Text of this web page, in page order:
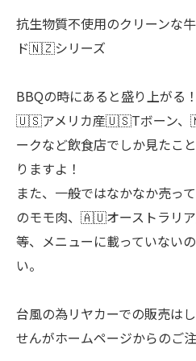
抗生物質不使用のクリーンな
ド🇳🇿シリーズ
BBQの時にあると盛り上がる！
🇺🇸アメリカ産🇺🇸Tボーン
ークなど飲食店でしか見たこ
りますよ！
また、一般ではなかなか売
のモモ肉、🇦🇺オーストラリ
等、メニューに載っていない
い。
台風の為リヤカーでの販売は
せんがホームページからのご